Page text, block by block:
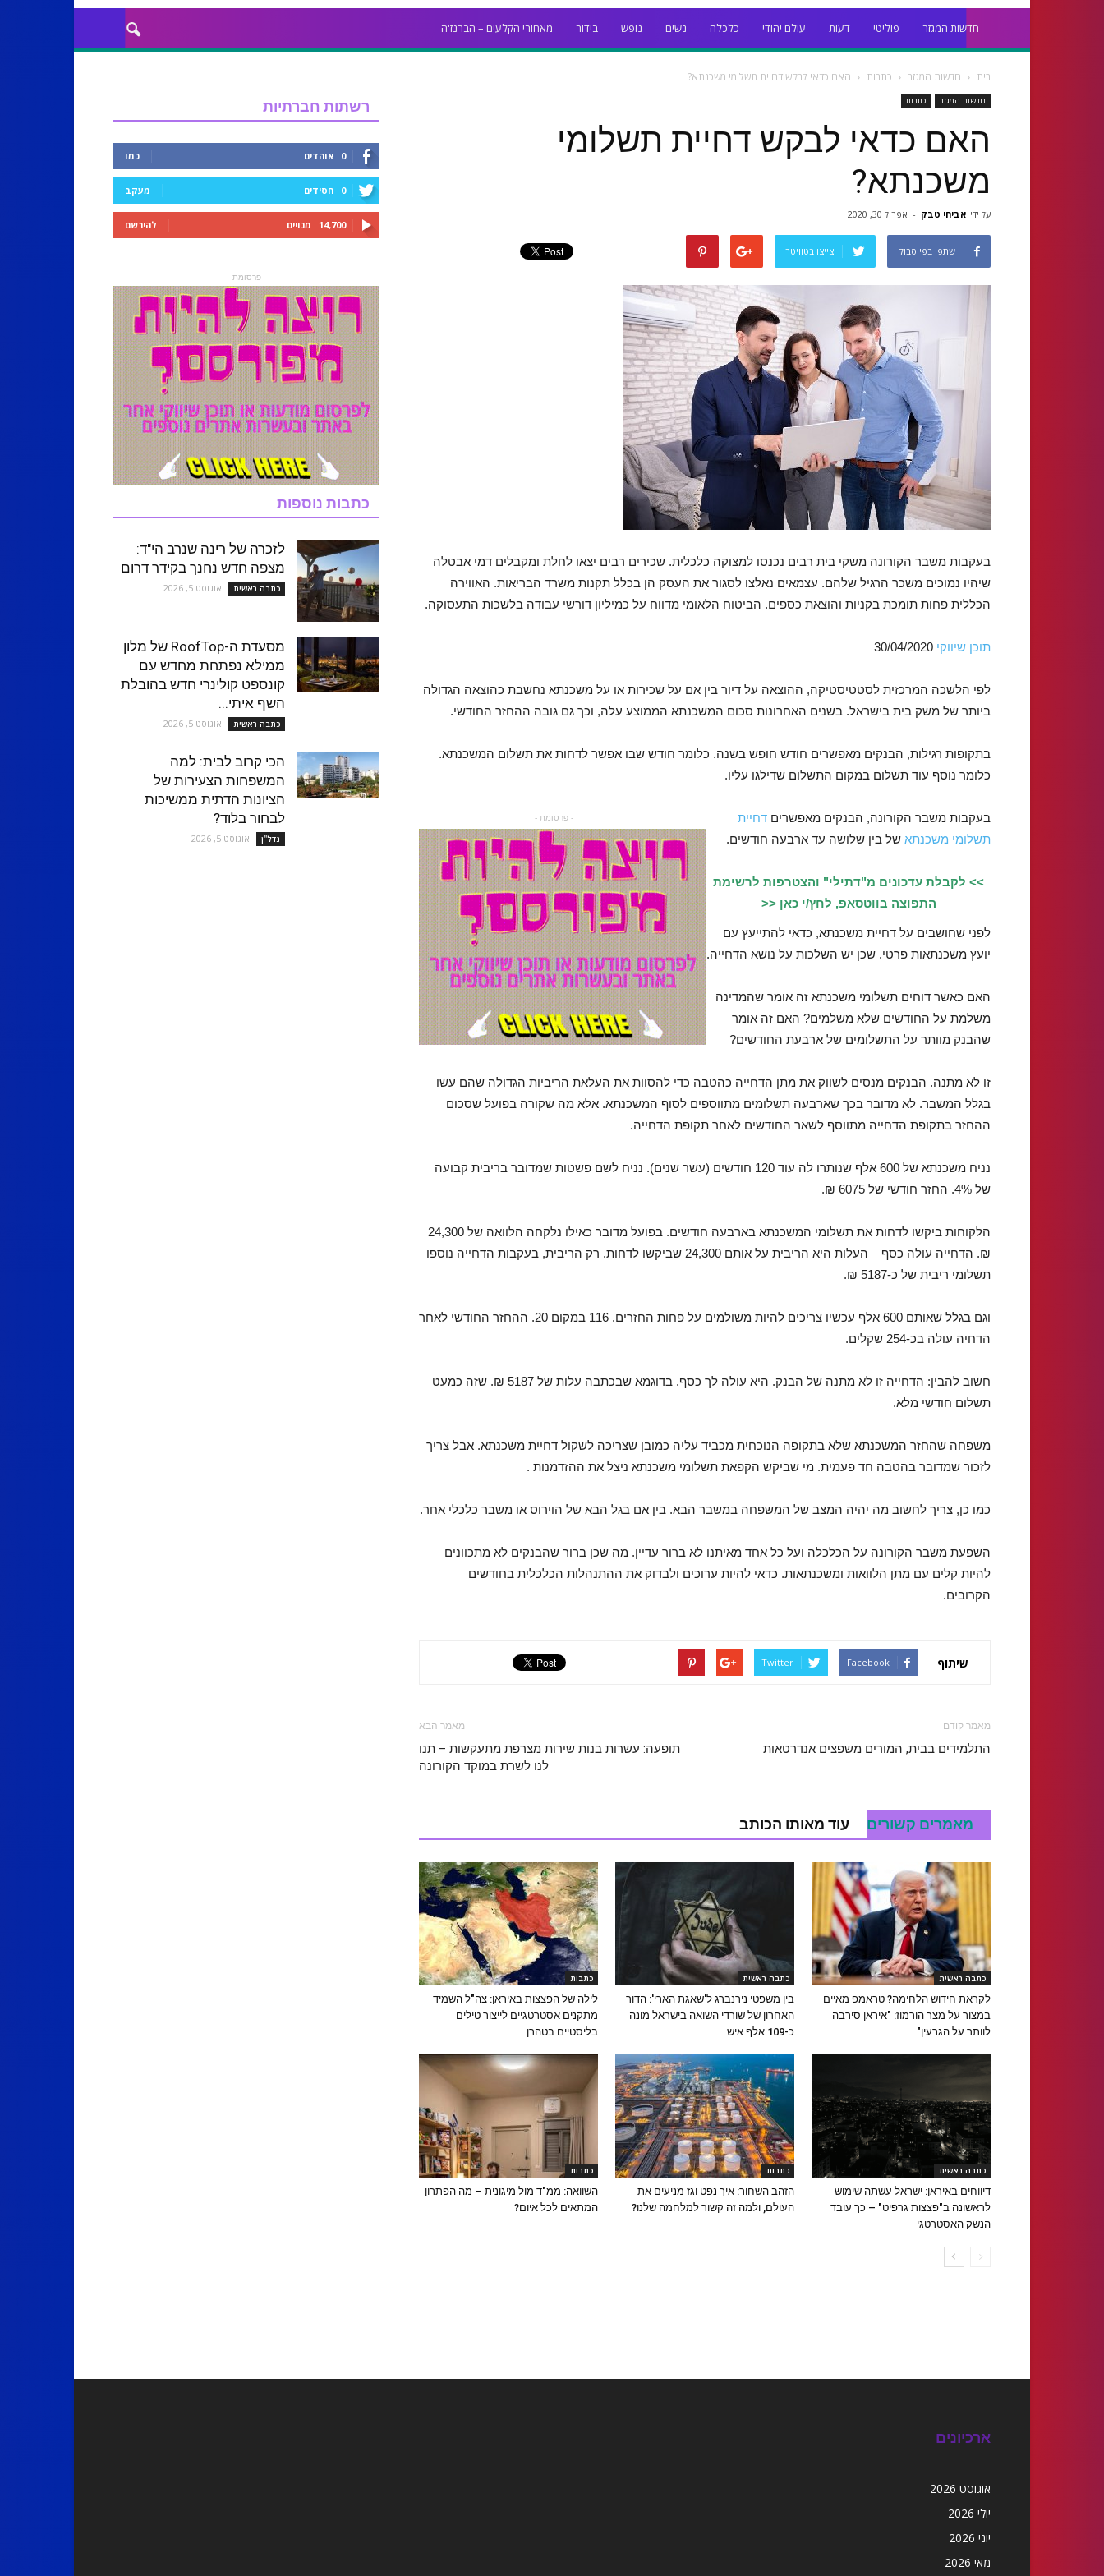
חדשות המגזר פוליטי דעות עולם יהודי כלכלה נשים נופש בידור מאחורי הקלעים – הברנז'ה
בית חדשות המגזר כתבות האם כדאי לבקש דחיית תשלומי משכנתא?
חדשות המגזר כתבות
האם כדאי לבקש דחיית תשלומי
משכנתא?
על ידי אביחי טבק - אפריל 30, 2020
שתפו בפייסבוק צייצו בטוויטר
בעקבות משבר הקורונה משקי בית רבים נכנסו למצוקה כלכלית. שכירים רבים יצאו לחלת ומקבלים דמי אבטלה
שיהיו נמוכים משכר הרגיל שלהם. עצמאים נאלצו לסגור את העסק הן בכלל תקנות משרד הבריאות. האווירה
הכללית פחות תומכת בקניות והוצאת כספים. הביטוח הלאומי מדווח על כמיליון דורשי עבודה בלשכות התעסוקה.
תוכן שיווקי
לפי הלשכה המרכזית לסטטיסטיקה, ההוצאה על דיור בין אם על שכירות או על משכנתא נחשבת כהוצאה הגדולה
ביותר של משק בית בישראל. בשנים האחרונות סכום המשכנתא הממוצע עלה, וכך גם גובה ההחזר החודשי.
בתקופות רגילות, הבנקים מאפשרים חודש חופש בשנה. כלומר חודש שבו אפשר לדחות את תשלום המשכנתא.
כלומר נוסף עוד תשלום במקום התשלום שדילגו עליו.
- פרסומת - בעקבות משבר הקורונה, הבנקים מאפשרים דחיית
תשלומי משכנתא של בין שלושה עד ארבעה חודשים.
>> לקבלת עדכונים מ"דתילי" והצטרפות לרשימת
התפוצה בווטסאפ, לחץ/י כאן <<
לפני שחושבים על דחיית משכנתא, כדאי להתייעץ עם
יועץ משכנתאות פרטי. שכן יש השלכות על נושא הדחייה.
האם כאשר דוחים תשלומי משכנתא זה אומר שהמדינה
משלמת על החודשים שלא משלמים? האם זה אומר
שהבנק מוותר על התשלומים של ארבעת החודשים?
זו לא מתנה. הבנקים מנסים לשווק את מתן הדחייה כהטבה כדי להסוות את העלאת הריביות הגדולה שהם עשו
בגלל המשבר. לא מדובר בכך שארבעה תשלומים מתווספים לסוף המשכנתא. אלא מה שקורה בפועל שסכום
ההחזר בתקופת הדחייה מתווסף לשאר החודשים לאחר תקופת הדחייה.
נניח משכנתא של 600 אלף שנותרו לה עוד 120 חודשים (עשר שנים). נניח לשם פשטות שמדובר בריבית קבועה
של 4%. החזר חודשי של 6075 ₪.
הלקוחות ביקשו לדחות את תשלומי המשכנתא בארבעה חודשים. בפועל מדובר כאילו נלקחה הלוואה של 24,300
₪. הדחייה עולה כסף – העלות היא הריבית על אותם 24,300 שביקשו לדחות. רק הריבית, בעקבות הדחייה נוספו
תשלומי ריבית של כ-5187 ₪.
וגם בגלל שאותם 600 אלף עכשיו צריכים להיות משולמים על פחות החזרים. 116 במקום 20. ההחזר החודשי לאחר
הדחיה עולה בכ-254 שקלים.
חשוב להבין: הדחייה זו לא מתנה של הבנק. היא עולה לך כסף. בדוגמא שבכתבה עלות של 5187 ₪. שזה כמעט
תשלום חודשי מלא.
משפחה שהחזר המשכנתא שלא בתקופה הנוכחית מכביד עליה כמובן שצריכה לשקול דחיית משכנתא. אבל צריך
לזכור שמדובר בהטבה חד פעמית. מי שביקש הקפאת תשלומי משכנתא ניצל את ההזדמנות .
כמו כן, צריך לחשוב מה יהיה המצב של המשפחה במשבר הבא. בין אם בגל הבא של הוירוס או משבר כלכלי אחר.
השפעת משבר הקורונה על הכלכלה ועל כל אחד מאיתנו לא ברור עדיין. מה שכן ברור שהבנקים לא מתכוונים
להיות קלים עם מתן הלוואות ומשכנתאות. כדאי להיות ערוכים ולבדוק את ההתנהלות הכלכלית בחודשים
הקרובים.
שיתוף Facebook
Twitter
מאמר קודם
התלמידים בבית, המורים משפצים אנדרטאות
מאמר הבא
תופעה: עשרות בנות שירות מצרפת מתעקשות – תנו
לנו לשרת במוקד הקורונה
מאמרים קשורים עוד מאותו הכותב
כתבה ראשית
לקראת חידוש הלחימה? טראמפ מאיים
במצור על מצר הורמוז: "איראן סירבה
לוותר על הגרעין"
כתבה ראשית
בין משפטי נירנברג ל'שאגת הארי': הדור
האחרון של שורדי השואה בישראל מונה
כ-109 אלף איש
כתבות
לילה של הפצצות באיראן: צה"ל השמיד
מתקנים אסטרטגיים לייצור טילים
בליסטיים בטהרן
כתבה ראשית
דיווחים באיראן: ישראל עשתה שימוש
לראשונה ב"פצצות גרפיט" – כך עובד
הנשק האסטרטגי
כתבות
הזהב השחור: איך נפט וגז מניעים את
העולם, ולמה זה קשור למלחמה שלנו?
כתבות
השוואה: ממ"ד מול מיגונית – מה הפתרון
המתאים לכל איום?
רשתות חברתיות
0 אוהדים כמו
0 חסידים מעקב
14,700 מנויים להירשם
- פרסומת -
כתבות נוספות
לזכרה של רינה שנרב הי"ד:
מצפה חדש נחנך בקידר דרום
כתבה ראשית אוגוסט 5, 2026
מסעדת ה-RoofTop של מלון
ממילא נפתחת מחדש עם
קונספט קולינרי חדש בהובלת
השף איתי...
כתבה ראשית אוגוסט 5, 2026
הכי קרוב לבית: למה
המשפחות הצעירות של
הציונות הדתית ממשיכות
לבחור בלוד?
נדל''ן אוגוסט 5, 2026
ארכיונים
אוגוסט 2026
יולי 2026
יוני 2026
מאי 2026